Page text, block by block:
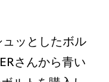
ッとしたボル
さんから青い